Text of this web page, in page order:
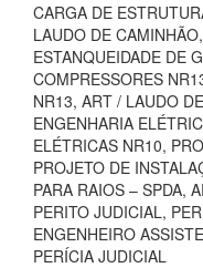
CARGA DE
LAUDO DE
ESTANQUEIDADE DE
COMPRESSORES
NR13, ART / LAUDO
ENGENHARIA
ELÉTRICAS NR10,
PROJETO DE
PARA RAIOS – SPDA,
PERITO JUDICIAL,
ENGENHEIRO
PERÍCIA JUDICIAL